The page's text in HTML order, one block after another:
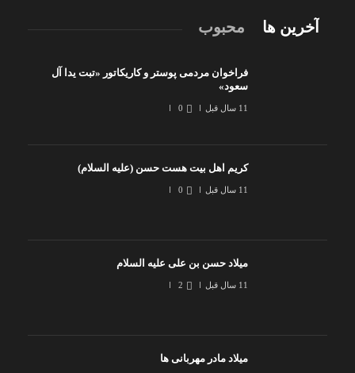
آخرین ها محبوب
فراخوان مردمی پوستر و کاریکاتور «تبت یدا آل
سعود»
11 سال قبل 0
کریم اهل بیت هست حسن (علیه السلام)
11 سال قبل 0
میلاد حسن بن علی علیه السلام
11 سال قبل 2
میلاد مادر مهربانی ها